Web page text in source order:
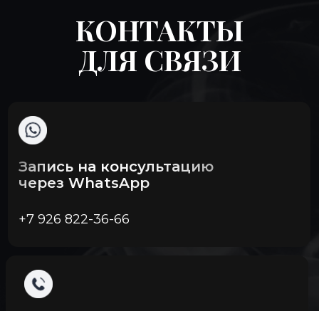
КОНТАКТЫ
ДЛЯ СВЯЗИ
+7 926 822-36-66
Запись на консультацию
через WhatsApp